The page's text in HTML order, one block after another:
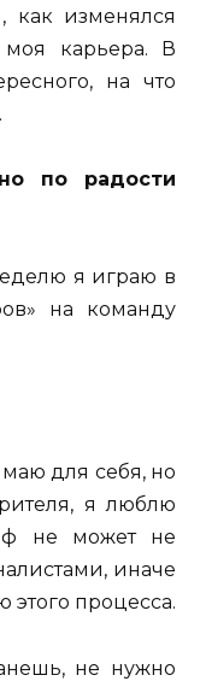
как изменялся
моя карьера. В
на что
по радости
я играю в
на команду
для себя, но
я люблю
не может не
иначе
этого процесса.
не нужно